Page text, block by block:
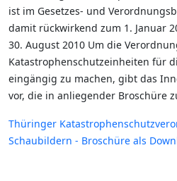
ist im Gesetzes- und
damit rückwirkend zum 1. Januar
30. August 2010 Um die
Katastrophenschutzeinheiten für
eingängig zu machen, gibt das
vor, die in anliegender Broschüre
Thüringer
Schaubildern - Broschüre als